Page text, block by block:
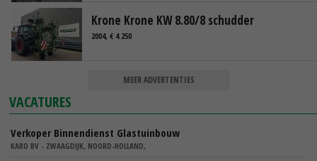
Krone Krone KW 8.80/8 schudder
2004, € 4.250
MEER ADVERTENTIES
VACATURES
Verkoper Binnendienst Glastuinbouw
KARO BV - ZWAAGDIJK, NOORD-HOLLAND,